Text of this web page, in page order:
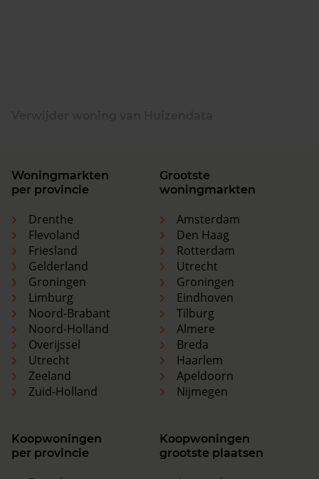
Woningmarkten
per provincie
Drenthe
Flevoland
Friesland
Gelderland
Groningen
Limburg
Noord-Brabant
Noord-Holland
Overijssel
Utrecht
Zeeland
Zuid-Holland
Grootste
woningmarkten
Amsterdam
Den Haag
Rotterdam
Utrecht
Groningen
Eindhoven
Tilburg
Almere
Breda
Haarlem
Apeldoorn
Nijmegen
Koopwoningen
per provincie
Koopwoningen
grootste plaatsen